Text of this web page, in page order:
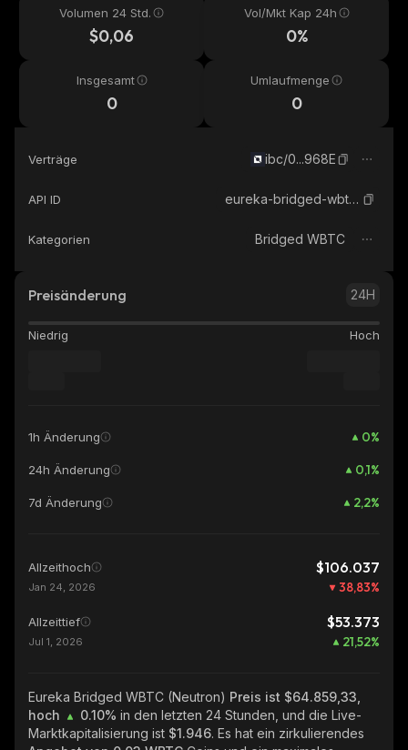
Volumen 24 Std.
$0,06
Vol/Mkt Kap 24h
0%
Insgesamt
0
Umlaufmenge
0
Verträge ibc/0...968E
API ID eureka-bridged-wbtc-neutron
Kategorien Bridged WBTC
Preisänderung 24H
Niedrig Hoch
1h Änderung 0%
24h Änderung 0,1%
7d Änderung 2,2%
Allzeithoch $106.037
Jan 24, 2026 38,83%
Allzeittief $53.373
Jul 1, 2026 21,52%
Eureka Bridged WBTC (Neutron) Preis ist $64.859,33,
hoch
0.10% in den letzten 24 Stunden, und die Live-
Marktkapitalisierung ist $1.946. Es hat ein zirkulierendes